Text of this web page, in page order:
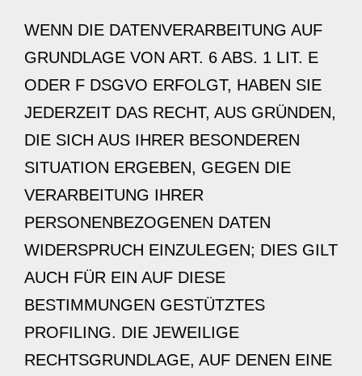
WENN DIE DATENVERARBEITUNG AUF
GRUNDLAGE VON ART. 6 ABS. 1 LIT. E
ODER F DSGVO ERFOLGT, HABEN SIE
JEDERZEIT DAS RECHT, AUS GRÜNDEN,
DIE SICH AUS IHRER BESONDEREN
SITUATION ERGEBEN, GEGEN DIE
VERARBEITUNG IHRER
PERSONENBEZOGENEN DATEN
WIDERSPRUCH EINZULEGEN; DIES GILT
AUCH FÜR EIN AUF DIESE
BESTIMMUNGEN GESTÜTZTES
PROFILING. DIE JEWEILIGE
RECHTSGRUNDLAGE, AUF DENEN EINE